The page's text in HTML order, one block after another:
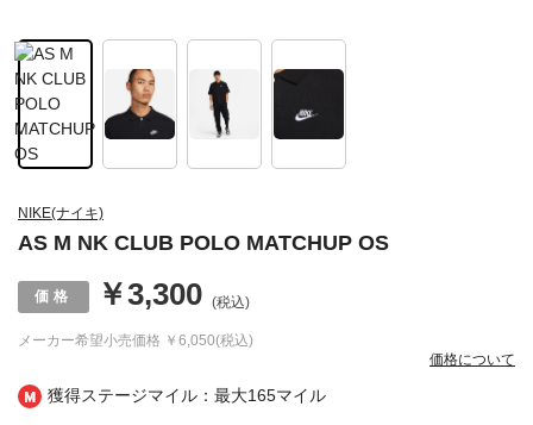
獲得ステージマイル：最大165マイル
NIKE(ナイキ)
AS M NK CLUB POLO MATCHUP OS
メーカー希望小売価格 ￥6,050(税込)
￥3,300 (税込)
価格について